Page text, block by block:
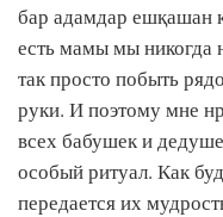
бар адамдар
есть мамы мы
так просто побыть
руки. И поэтому мне
всех бабушек и
особый ритуал. Как
передается их